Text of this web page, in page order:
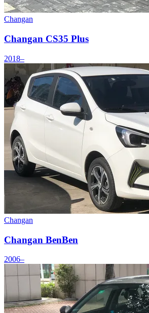
Changan
Changan CS35 Plus
2018–
Changan
Changan BenBen
2006–